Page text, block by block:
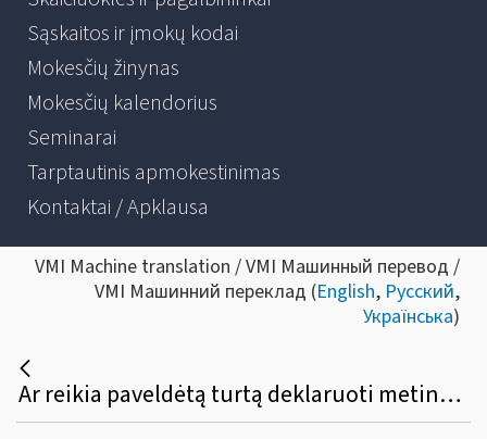
Sąskaitos ir įmokų kodai
Mokesčių žinynas
Mokesčių kalendorius
Seminarai
Tarptautinis apmokestinimas
Kontaktai / Apklausa
VMI Machine translation / VMI Машинный перевод /
VMI Машинний переклад (English, Русский,
Українська)
Ar reikia paveldėtą turtą deklaruoti metinėje turto deklaracijoje, jeigu gyventojas paveldėjo turtą, tačiau iki kalendorinių metų gruodžio 31 d. paveldėjimo procedūros nebuvo baigtos?